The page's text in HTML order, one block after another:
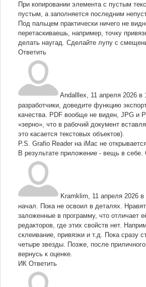
При копировании элемента с пустым
пустым, а заполняется последним
Под пальцем практически ничего не
перетаскиваешь, например, точку
делать наугад. Сделайте лупу с
Ответить
Andalllex, 11 апреля 2026 в
разработчики, доведите функцию
качества. PDF вообще не виден, JPG и
«зерно», что в рабочий документ
это касается текстовых объектов).
P.S. Grafio Reader на iMac не
В результате приложение - вещь в себе.
Kramklim, 11 апреля 2026
начал. Пока не освоил в деталях.
заложенные в программу, что отличает
редакторов, где этих свойств нет.
склеивание, привязки и т.д. Пока сразу
четыре звезды. Позже, после
вернусь к оценке.
ИК Ответить